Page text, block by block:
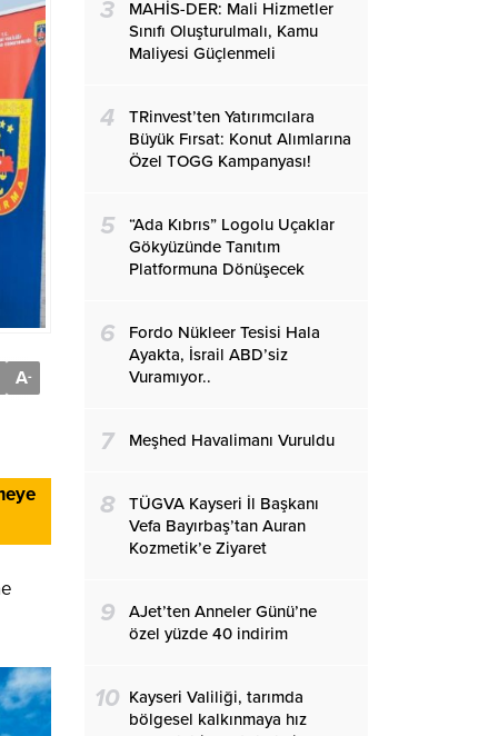
A-
3
MAHİS-DER: Mali Hizmetler
Sınıfı Oluşturulmalı, Kamu
Maliyesi Güçlenmeli
4
TRinvest’ten Yatırımcılara
Büyük Fırsat: Konut Alımlarına
Özel TOGG Kampanyası!
5
“Ada Kıbrıs” Logolu Uçaklar
Gökyüzünde Tanıtım
Platformuna Dönüşecek
6
Fordo Nükleer Tesisi Hala
Ayakta, İsrail ABD’siz
Vuramıyor..
7 Meşhed Havalimanı Vuruldu
8
TÜGVA Kayseri İl Başkanı
Vefa Bayırbaş’tan Auran
Kozmetik’e Ziyaret
9
AJet’ten Anneler Günü’ne
özel yüzde 40 indirim
10 Kayseri Valiliği, tarımda
bölgesel kalkınmaya hız